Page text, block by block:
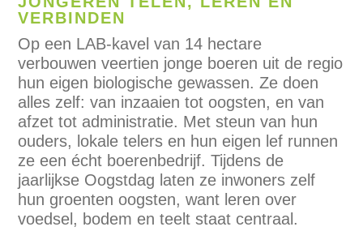
VERBINDEN
Op een LAB-kavel van 14 hectare
verbouwen veertien jonge boeren uit de regio
hun eigen biologische gewassen. Ze doen
alles zelf: van inzaaien tot oogsten, en van
afzet tot administratie. Met steun van hun
ouders, lokale telers en hun eigen lef runnen
ze een écht boerenbedrijf. Tijdens de
jaarlijkse Oogstdag laten ze inwoners zelf
hun groenten oogsten, want leren over
voedsel, bodem en teelt staat centraal.